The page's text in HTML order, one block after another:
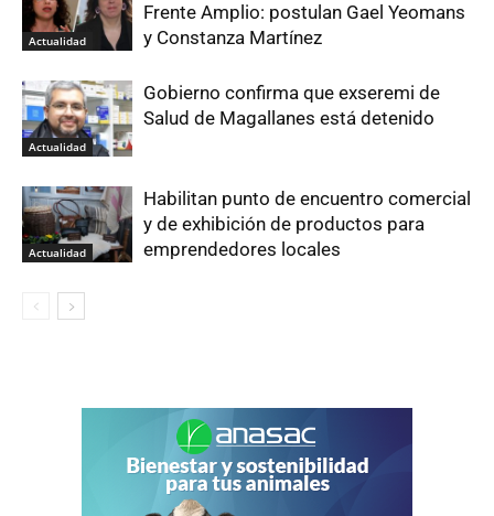
Actualidad
Frente Amplio: postulan Gael Yeomans
y Constanza Martínez
Actualidad
Gobierno confirma que exseremi de
Salud de Magallanes está detenido
Actualidad
Habilitan punto de encuentro comercial
y de exhibición de productos para
emprendedores locales